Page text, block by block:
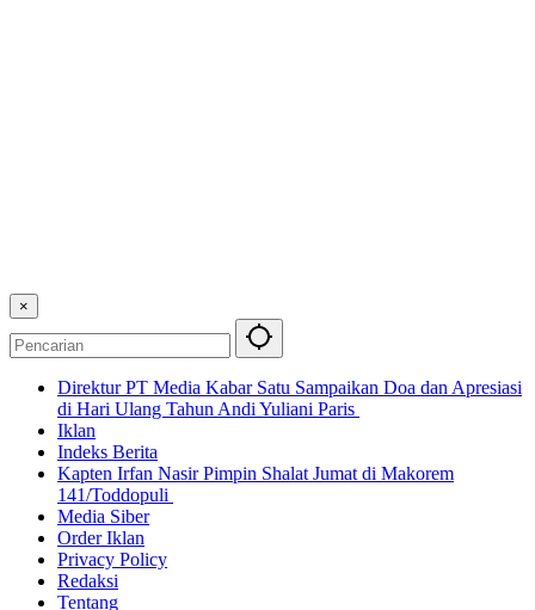
×
Direktur PT Media Kabar Satu Sampaikan Doa dan Apresiasi
di Hari Ulang Tahun Andi Yuliani Paris
Iklan
Indeks Berita
Kapten Irfan Nasir Pimpin Shalat Jumat di Makorem
141/Toddopuli
Media Siber
Order Iklan
Privacy Policy
Redaksi
Tentang